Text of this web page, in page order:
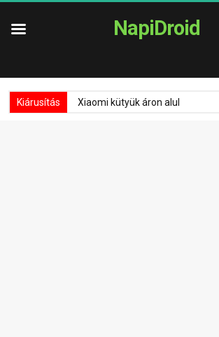
NapiDroid
Kiárusítás Xiaomi kütyük áron alul